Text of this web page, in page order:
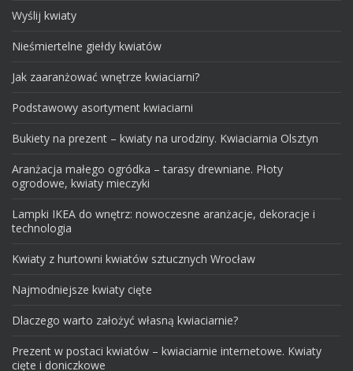
Wyślij kwiaty
Nieśmiertelne giełdy kwiatów
Jak zaaranżować wnętrze kwiaciarni?
Podstawowy asortyment kwiaciarni
Bukiety na prezent – kwiaty na urodziny. Kwiaciarnia Olsztyn
Aranżacja małego ogródka – tarasy drewniane. Płoty
ogrodowe, kwiaty mieczyki
Lampki IKEA do wnętrz: nowoczesne aranżacje, dekoracje i
technologia
Kwiaty z hurtowni kwiatów sztucznych Wrocław
Najmodniejsze kwiaty cięte
Dlaczego warto założyć własną kwiaciarnie?
Prezent w postaci kwiatów – kwiaciarnie internetowe. Kwiaty
cięte i doniczkowe